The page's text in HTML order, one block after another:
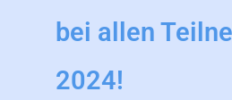
bei allen
2024!